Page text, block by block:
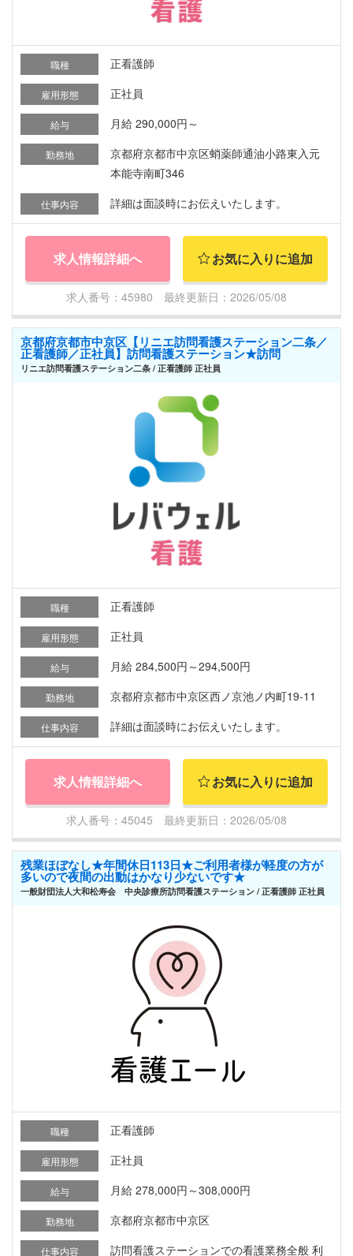
職種 正看護師
雇用形態 正社員
給与 月給 290,000円～
勤務地
京都府京都市中京区蛸薬師通油小路東入元
本能寺南町346
仕事内容 詳細は面談時にお伝えいたします。
求人情報詳細へ お気に入りに追加
求人番号：45980 最終更新日：2026/05/08
京都府京都市中京区【リニエ訪問看護ステーション二条／
正看護師／正社員】訪問看護ステーション★訪問
リニエ訪問看護ステーション二条 / 正看護師 正社員
職種 正看護師
雇用形態 正社員
給与 月給 284,500円～294,500円
勤務地 京都府京都市中京区西ノ京池ノ内町19-11
仕事内容 詳細は面談時にお伝えいたします。
求人情報詳細へ お気に入りに追加
求人番号：45045 最終更新日：2026/05/08
残業ほぼなし★年間休日113日★ご利用者様が軽度の方が
多いので夜間の出動はかなり少ないです★
一般財団法人大和松寿会 中央診療所訪問看護ステーション / 正看護師 正社員
職種 正看護師
雇用形態 正社員
給与 月給 278,000円～308,000円
勤務地 京都府京都市中京区
仕事内容 訪問看護ステーションでの看護業務全般 利